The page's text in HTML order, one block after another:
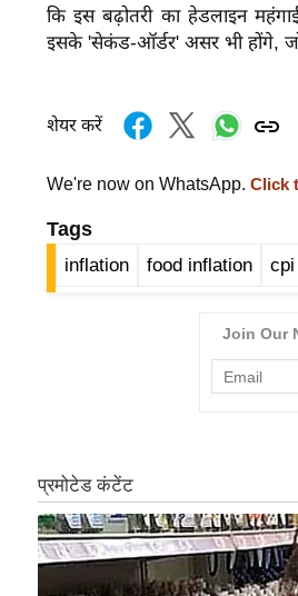
कि इस बढ़ोतरी का हेडलाइन
इसके 'सेकंड-ऑर्डर' असर भी होंगे,
शेयर करें
We're now on WhatsApp. Click
Tags
inflation food inflation cpi